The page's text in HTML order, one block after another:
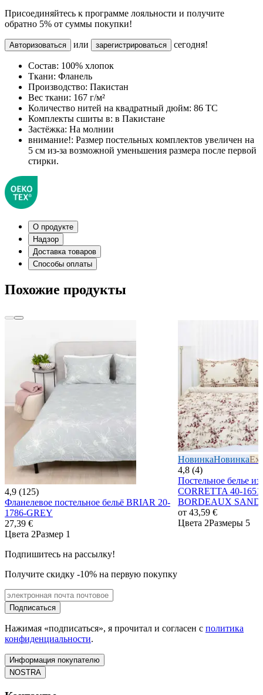
Присоединяйтесь к программе лояльности и получите
обратно 5% от суммы покупки!
Авторизоваться или зарегистрироваться сегодня!
Состав: 100% хлопок
Ткани: Фланель
Производство: Пакистан
Вес ткани: 167 г/м²
Количество нитей на квадратный дюйм: 86 TC
Комплекты сшиты в: в Пакистане
Застёжка: На молнии
внимание!: Размер постельных комплектов увеличен на
5 см из-за возможной уменьшения размера после первой
стирки.
О продукте
Надзор
Доставка товаров
Способы оплаты
Похожие продукты
4,9 (125)
Фланелевое постельное бельё BRIAR 20-
1786-GREY
27,39 €
Цвета 2Размер 1
НовинкаНовинка
4,8 (4)
Постельное белье
CORRETTA 40-
BORDEAUX SAND
от 43,59 €
Цвета 2Размеры 5
Подпишитесь на рассылку!
Получите скидку -10% на первую покупку
Подписаться
Нажимая «подписаться», я прочитал и согласен с политика
конфиденциальности.
Информация покупателю
NOSTRA